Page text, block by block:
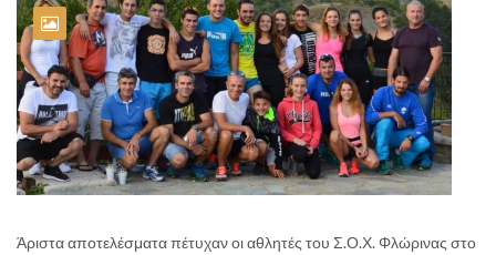
Άριστα αποτελέσματα πέτυχαν οι αθλητές του Σ.Ο.Χ. Φλώρινας στο